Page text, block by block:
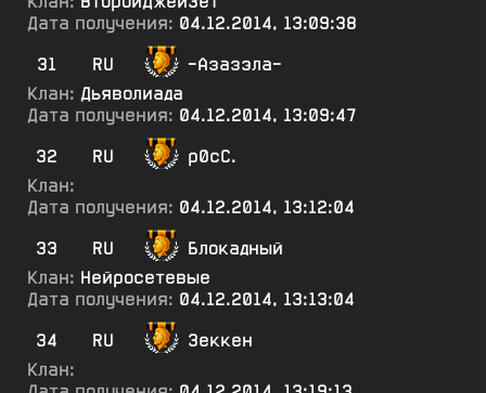
Дата получения: 04.12.2014, 13:09:38
31
RU
-Азазэла-
Клан: Дьяволиада
Дата получения: 04.12.2014, 13:09:47
32
RU
р0сС.
Клан:
Дата получения: 04.12.2014, 13:12:04
33
RU
Блокадный
Клан: Нейросетевые
Дата получения: 04.12.2014, 13:13:04
34
RU
Зеккен
Клан: